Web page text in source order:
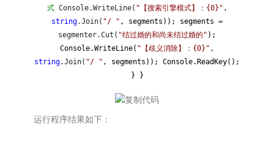
式Console.WriteLine( " 【搜索引擎模式】：{0} " ,
string.Join( "/ " , segments)); segments =
segmenter.Cut( "结过婚的和尚未结过婚的 " );
Console.WriteLine( " 【歧义消除】：{0} " ,
string.Join( "/ " , segments)); Console.ReadKey();
} }
运行程序结果如下：